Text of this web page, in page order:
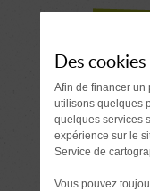
Des
Afin de financer un
utilisons quelques
quelques services
expérience sur le
Service de
Vous pouvez